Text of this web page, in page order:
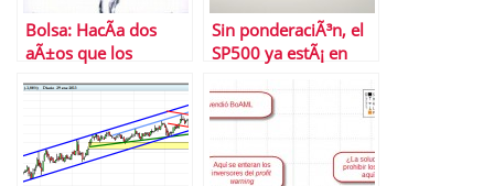
Bolsa: HacÃ­a dos
aÃ±os que los
Sin ponderaciÃ³n, el
SP500 ya estÃ¡ en